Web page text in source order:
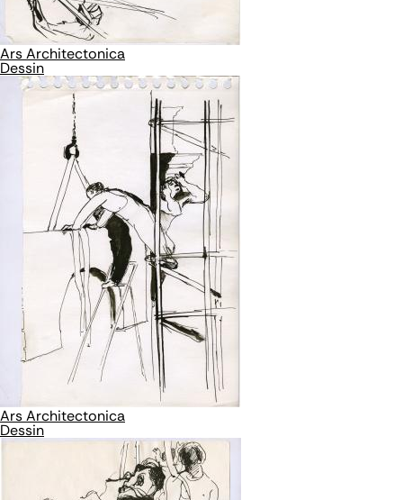
Ars Architectonica
Dessin
Ars Architectonica
Dessin